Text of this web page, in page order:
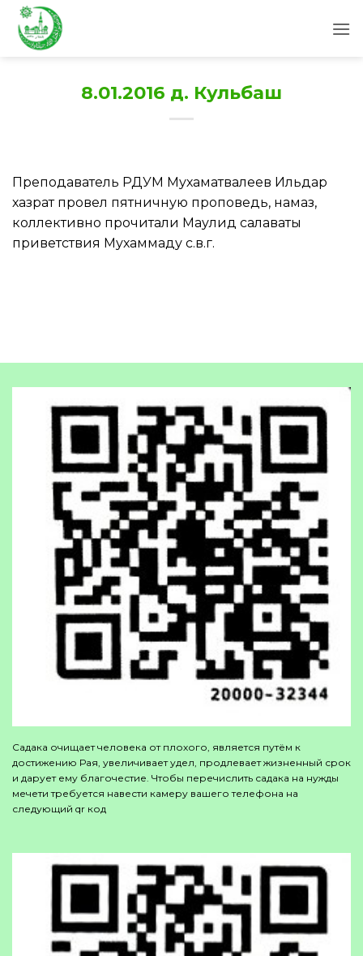
Skip
content
8.01.2016 д. Кульбаш
Преподаватель РДУМ Мухаматвалеев Ильдар
хазрат провел пятничную проповедь, намаз,
коллективно прочитали Маулид салаваты
приветствия Мухаммаду с.в.г.
Садака очищает человека от плохого, является путём к
достижению Рая, увеличивает удел, продлевает жизненный срок
и дарует ему благочестие. Чтобы перечислить садака на нужды
мечети требуется навести камеру вашего телефона на
следующий qr код